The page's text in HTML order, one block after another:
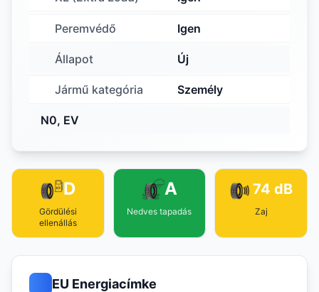
Peremvédő Igen
Állapot Új
Jármű kategória Személy
N0, EV
D
Gördülési
ellenállás
A
Nedves tapadás
74 dB
Zaj
EU Energiacímke